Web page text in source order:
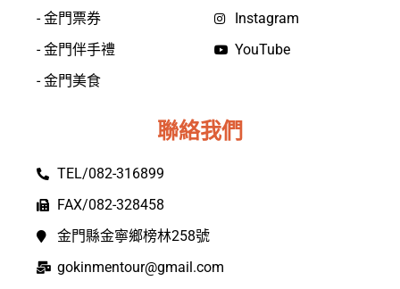
- 金門票券
- 金門伴手禮
- 金門美食
Instagram
YouTube
聯絡我們
TEL/082-316899
FAX/082-328458
金門縣金寧鄉榜林258號
gokinmentour@gmail.com